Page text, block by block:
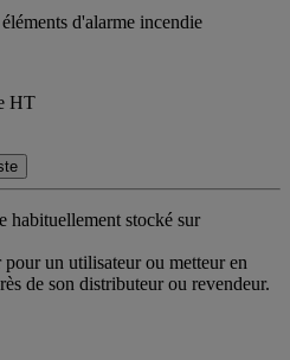
d'alarme incendie
HT
habituellement stocké sur
pour un utilisateur ou metteur en
de son distributeur ou revendeur.